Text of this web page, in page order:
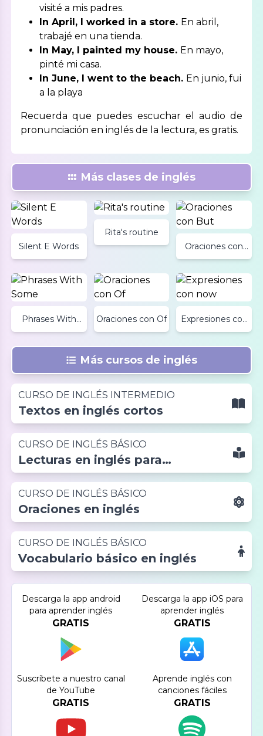
visité a mis padres.
In April, I worked in a store. En abril,
trabajé en una tienda.
In May, I painted my house. En mayo,
pinté mi casa.
In June, I went to the beach. En junio, fui
a la playa
Recuerda que puedes escuchar el audio de
pronunciación en inglés de la lectura, es gratis.
Más clases de inglés
Silent E Words
Rita's routine
Oraciones con
But
Phrases With
Some
Oraciones con Of
Expresiones con
now
Más cursos de inglés
CURSO DE INGLÉS INTERMEDIO
Textos en inglés cortos
CURSO DE INGLÉS BÁSICO
Lecturas en inglés para
principiantes
CURSO DE INGLÉS BÁSICO
Oraciones en inglés
CURSO DE INGLÉS BÁSICO
Vocabulario básico en inglés
Descarga la app android
para aprender inglés
GRATIS
Descarga la app iOS para
aprender inglés
GRATIS
Suscríbete a nuestro canal
de YouTube
GRATIS
Aprende inglés con
canciones fáciles
GRATIS